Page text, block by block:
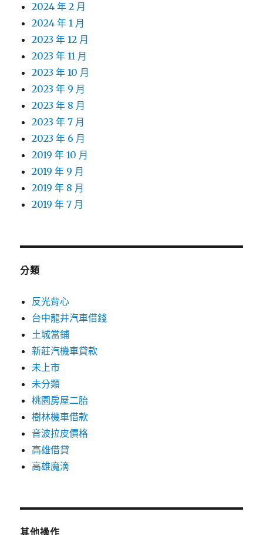
2024 年 2 月
2024 年 1 月
2023 年 12 月
2023 年 11 月
2023 年 10 月
2023 年 9 月
2023 年 8 月
2023 年 7 月
2023 年 6 月
2019 年 10 月
2019 年 9 月
2019 年 8 月
2019 年 7 月
分類
反光背心
台中龍井汽車借錢
土城當鋪
新莊汽機車貸款
未上市
未分類
桃園房屋二胎
樹林機車借款
音波拉皮價格
高雄借貸
高雄魔滴
其他操作